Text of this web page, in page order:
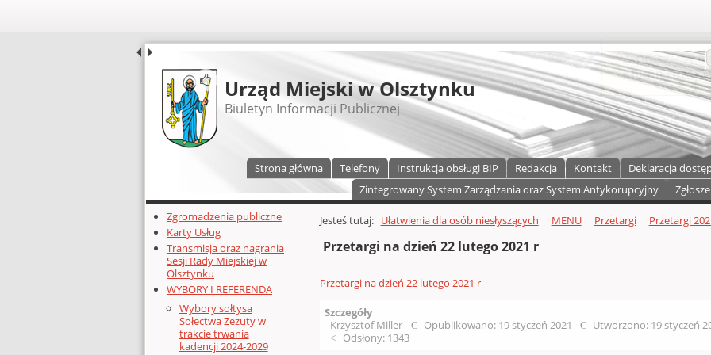
UDOSTĘPNIJ
Urząd Miejski w Olsztynku
Biuletyn Informacji Publicznej
Strona główna Telefony Instrukcja obsługi BIP Redakcja Kontakt Deklaracja
Zintegrowany System Zarządzania oraz System Antykorupcyjny
Dodatkowe zasoby (lewa kolumna)
Zgromadzenia publiczne
Karty Usług
Transmisja oraz nagrania
Sesji Rady Miejskiej w
Olsztynku
WYBORY I REFERENDA
Wybory sołtysa
Sołectwa Zezuty w
trakcie trwania
kadencji 2024-2029
Głównej zawartości
Jesteś tutaj: Ułatwienia dla osób niesłyszących MENU Przetargi Przetargi
Przetargi na dzień 22 lutego 2021 r
Przetargi na dzień 22 lutego 2021 r
Szczegóły
Krzysztof Miller
Opublikowano: 19 styczeń 2021 Utworzono: 19 styczeń
Odsłony: 1343